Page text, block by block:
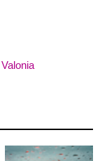
Valonia